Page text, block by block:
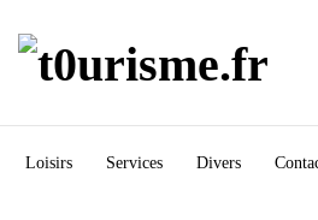
Loisirs Services Divers